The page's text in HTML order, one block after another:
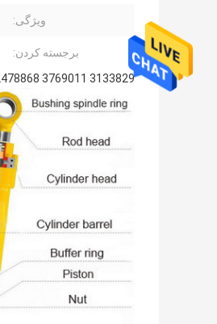
ویژگی:
برجسته کردن:
3133829 3769011 SEAL 2316844 3249485 3764331 2478998 2667891 4560204 2478868